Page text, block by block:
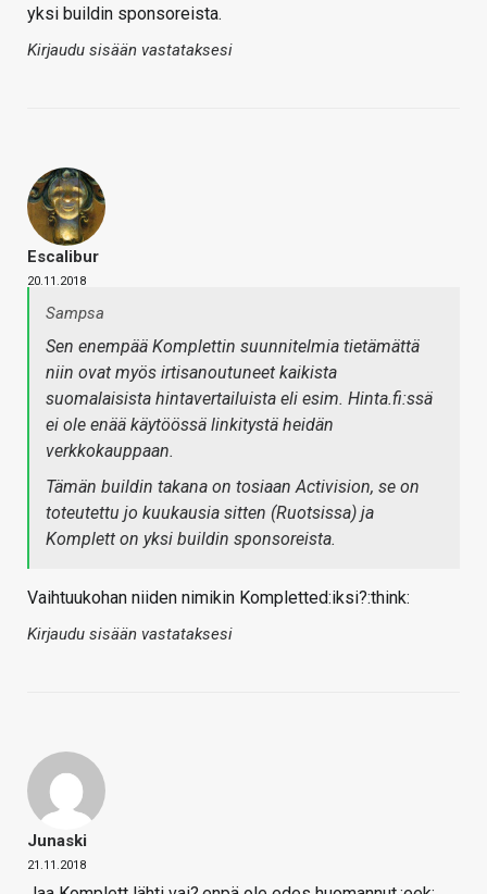
yksi buildin sponsoreista.
Kirjaudu sisään vastataksesi
Escalibur
20.11.2018
Sampsa
Sen enempää Komplettin suunnitelmia tietämättä
niin ovat myös irtisanoutuneet kaikista
suomalaisista hintavertailuista eli esim. Hinta.fi:ssä
ei ole enää käytöössä linkitystä heidän
verkkokauppaan.
Tämän buildin takana on tosiaan Activision, se on
toteutettu jo kuukausia sitten (Ruotsissa) ja
Komplett on yksi buildin sponsoreista.
Vaihtuukohan niiden nimikin Kompletted:iksi?:think:
Kirjaudu sisään vastataksesi
Junaski
21.11.2018